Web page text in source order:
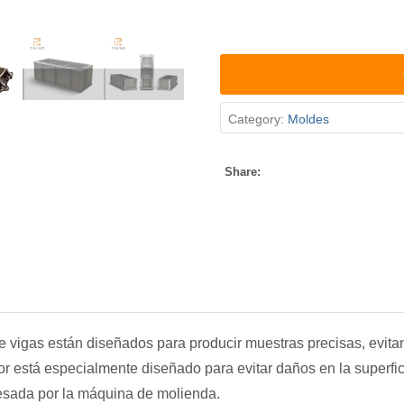
Category: Moldes
Share:
vigas están diseñados para producir muestras precisas,
está especialmente diseñado para evitar daños en la
por la máquina de molienda.